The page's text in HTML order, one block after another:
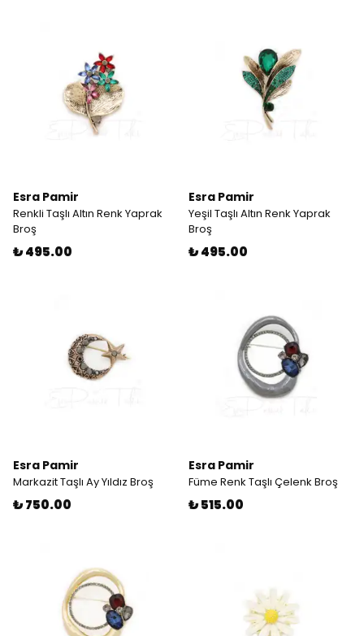
Esra Pamir
Renkli Taşlı Altın Renk Yaprak
Broş
₺ 495.00
Esra Pamir
Yeşil Taşlı Altın Renk Yaprak
Broş
₺ 495.00
Esra Pamir
Markazit Taşlı Ay Yıldız Broş
₺ 750.00
Esra Pamir
Füme Renk Taşlı Çelenk Broş
₺ 515.00